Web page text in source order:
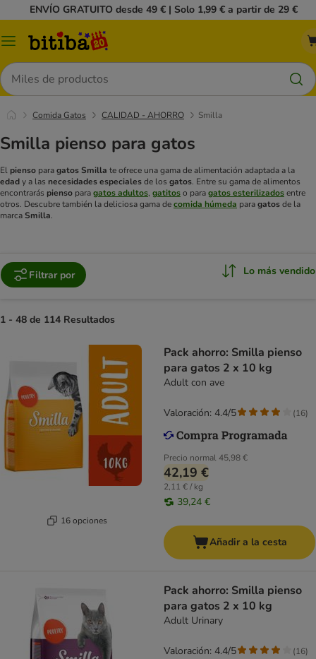
ENVÍO GRATUITO desde 49 € | Solo 1,99 € a partir de 29 €
Menú
Buscar
Comida Gatos CALIDAD - AHORRO Smilla
Smilla pienso para gatos
El pienso paragatosSmilla te ofrece una gama de alimentación adaptada a la
edady a las necesidades especialesde los gatos. Entre su gama de alimentos
encontrarás pienso paragatos adultos, gatitoso paragatos esterilizadosentre
otros. Descubre también la deliciosa gama decomida húmeda paragatosde la
marcaSmilla.
Filtrar por Lo más vendido
1 - 48 de 114 Resultados
16 opciones
Pack ahorro: Smilla pienso
para gatos 2 x 10 kg
Adult con ave
Precio normal45,98 €
42,19 €
2,11 € / kg
39,24 €
Valoración: 4.4/5 (16)
Añadir a la cesta
Pack ahorro: Smilla pienso
para gatos 2 x 10 kg
Adult Urinary
Valoración: 4.4/5 (16)